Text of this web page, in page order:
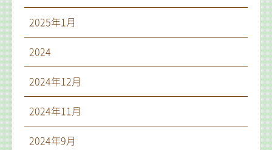
2025年1月
2024
2024年12月
2024年11月
2024年9月